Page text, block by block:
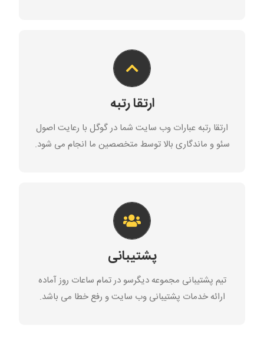
ارتقا رتبه
ارتقا رتبه عبارات وب سایت شما در گوگل با رعایت اصول
سئو و ماندگاری بالا توسط متخصصین ما انجام می شود.
ارتقا رتبه در نتایج گوگل
ارتقا رتبه در نتایح گوگل با توجه به زمینه فعالیت شما و
سابقه حضور در نتایج و با بهترین روش توسط همکاران ما
در تیم بهینه سازی موتور جستجو انجام می شود.
سئو سایت
پشتیبانی
تیم پشتیبانی مجموعه دیگرسو در تمام ساعات روز آماده
ارائه خدمات پشتیبانی وب سایت و رفع خطا می باشد.
پشتیبانی ۲۴ ساعته
در صورت نیاز به کمک و وجود مشکل در سایت خود، در
تمام ساعات شبانه روز همکاران ما آماده ارائه خدمات
مربوطه و رفع مشکلات وب سایت شما می باشند.
تماس با ما